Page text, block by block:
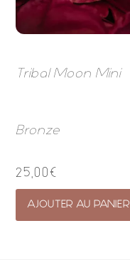
Tribal Moon Mini
Bronze
25,00 €
AJOUTER AU PANIER